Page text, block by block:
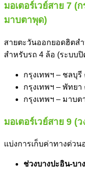
มอเตอร์เวย์สาย 7 (
มาบตาพุด)
สายตะวันออกยอดฮิตส
สำหรับรถ 4 ล้อ (ระบบปิ
กรุงเทพฯ – ชลบุรี
กรุงเทพฯ – พัทยา
กรุงเทพฯ – มาบต
มอเตอร์เวย์สาย 9
แบ่งการเก็บค่าทางด่วน
ช่วงบางปะอิน-บา